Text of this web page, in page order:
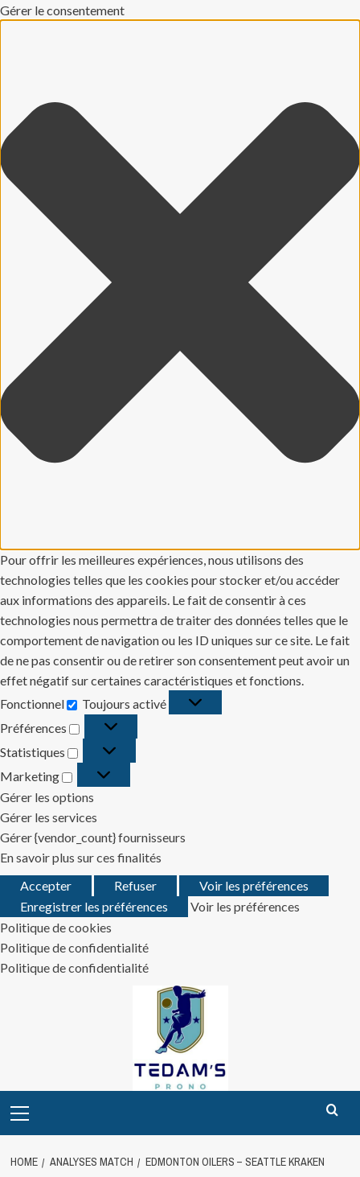
Gérer le consentement
Pour offrir les meilleures expériences, nous utilisons des
technologies telles que les cookies pour stocker et/ou accéder
aux informations des appareils. Le fait de consentir à ces
technologies nous permettra de traiter des données telles que le
comportement de navigation ou les ID uniques sur ce site. Le fait
de ne pas consentir ou de retirer son consentement peut avoir un
effet négatif sur certaines caractéristiques et fonctions.
Fonctionnel
Fonctionnel
Toujours activé
Préférences
Préférences
Statistiques
Statistiques
Marketing
Marketing
Gérer les options
Gérer les services
Gérer {vendor_count} fournisseurs
En savoir plus sur ces finalités
Accepter
Refuser
Voir les préférences
Enregistrer les préférences
Voir les préférences
Politique de cookies
Politique de confidentialité
Politique de confidentialité
Menu
HOME ANALYSES MATCH EDMONTON OILERS – SEATTLE KRAKEN